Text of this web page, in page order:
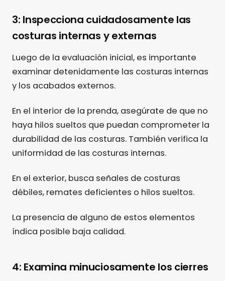
3: Inspecciona cuidadosamente las
costuras internas y externas
Luego de la evaluación inicial, es importante
examinar detenidamente las costuras internas
y los acabados externos.
En el interior de la prenda, asegúrate de que no
haya hilos sueltos que puedan comprometer la
durabilidad de las costuras. También verifica la
uniformidad de las costuras internas.
En el exterior, busca señales de costuras
débiles, remates deficientes o hilos sueltos.
La presencia de alguno de estos elementos
índica posible baja calidad.
4: Examina minuciosamente los cierres